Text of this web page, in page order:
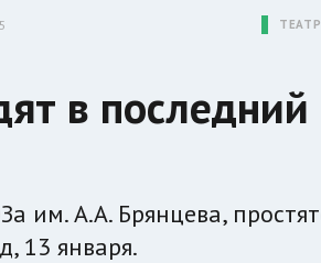
ТЕАТР
в последний
им. А.А. Брянцева,
13 января.